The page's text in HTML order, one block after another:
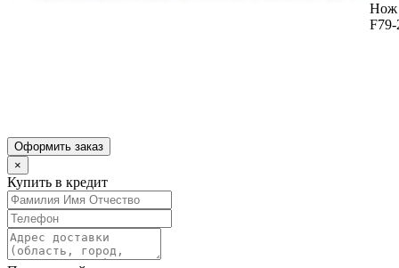
Нож
Оформить заказ
×
Купить в кредит